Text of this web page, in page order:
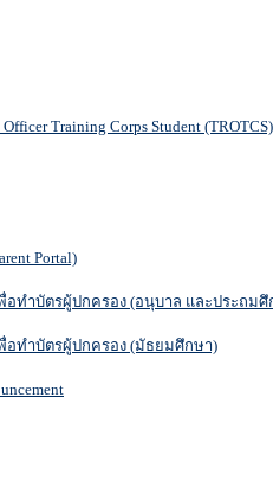
Officer Training Corps Student (TROTCS)
Portal)
อทำบัตรผู้ปกครอง (อนุบาล และประถมศึ
อทำบัตรผู้ปกครอง (มัธยมศึกษา)